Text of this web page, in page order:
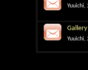
Yuuichi,
Yuuichi,